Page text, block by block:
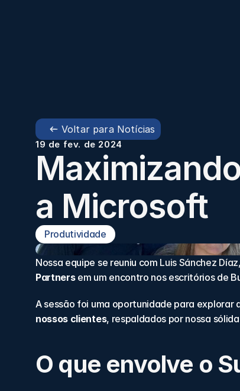
Voltar para Notícias
19 de fev. de 2024
a Microsoft
Produtividade
Nossa equipe se reuniu com Luis Sánchez Díaz
Partners em um encontro nos escritórios de
A sessão foi uma oportunidade para explorar
nossos clientes, respaldados por nossa
O que envolve o